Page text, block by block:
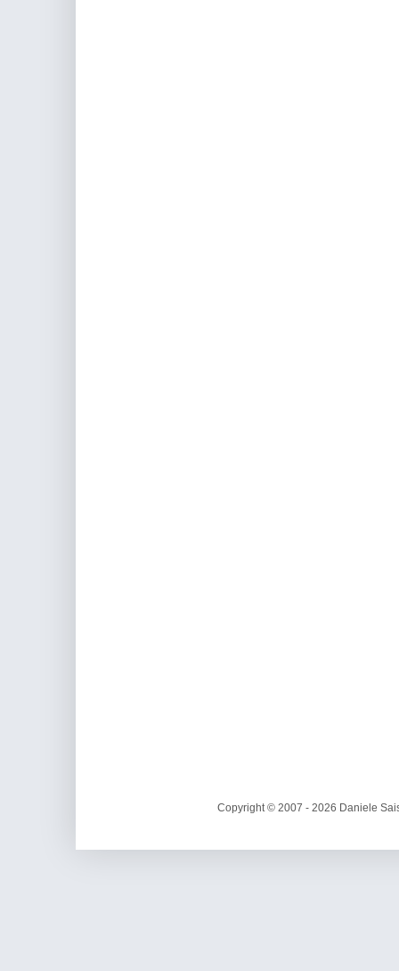
Copyright © 2007 - 2026 Daniele